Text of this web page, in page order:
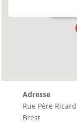
Adresse
Rue Père Ricard
Brest